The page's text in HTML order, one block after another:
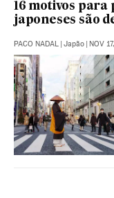
16 motivos para
japoneses são
PACO NADAL Japão NOV